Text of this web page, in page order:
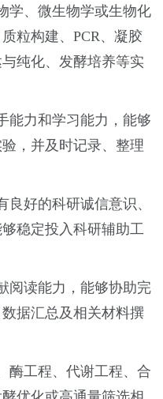
学、微生物学或生物化
粒构建、PCR、凝胶
纯化、发酵培养等实
能力和学习能力，能够
，并及时记录、整理
良好的科研诚信意识、
稳定投入科研辅助工
阅读能力，能够协助完
据汇总及相关材料撰
酶工程、代谢工程、合